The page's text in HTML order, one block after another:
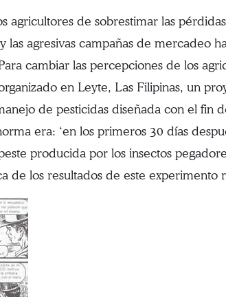
agricultores de sobrestimar las
las agresivas campañas de mercadeo
cambiar las percepciones de los
en Leyte, Las Filipinas, un
de pesticidas diseñada con el fin
era: ‘en los primeros 30 días
producida por los insectos
de los resultados de este experimento